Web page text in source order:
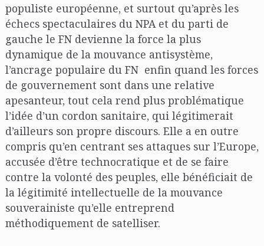
populiste européenne, et surtout qu’après les
échecs spectaculaires du NPA et du parti de
gauche le FN devienne la force la plus
dynamique de la mouvance antisystème,
l’ancrage populaire du FN enfin quand les forces
de gouvernement sont dans une relative
apesanteur, tout cela rend plus problématique
l’idée d’un cordon sanitaire, qui légitimerait
d’ailleurs son propre discours. Elle a en outre
compris qu’en centrant ses attaques sur l’Europe,
accusée d’être technocratique et de se faire
contre la volonté des peuples, elle bénéficiait de
la légitimité intellectuelle de la mouvance
souverainiste qu’elle entreprend
méthodiquement de satelliser.